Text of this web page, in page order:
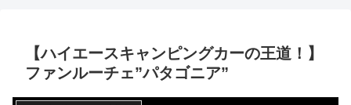
【ハイエースキャンピングカーの王道！】
ファンルーチェ”パタゴニア”